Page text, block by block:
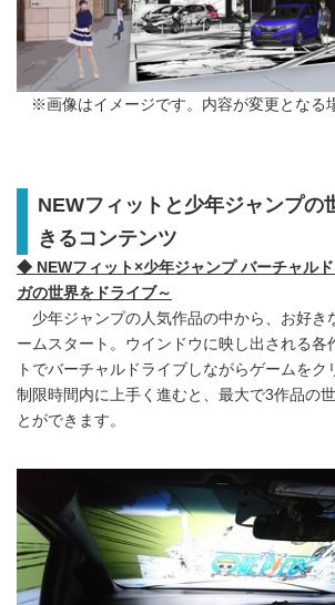
※画像はイメージです。内容が変更となる
NEWフィットと少年ジャンプの
きるコンテンツ
◆ NEWフィット×少年ジャンプ バーチャル
ガの世界をドライブ～
少年ジャンプの人気作品の中から、お好き
ームスタート。ウインドウに映し出される各
トでバーチャルドライブしながらゲームをク
制限時間内に上手く進むと、最大で3作品の
とができます。